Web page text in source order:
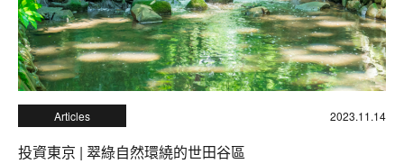
Articles 2023.11.14
投資東京 | 翠綠自然環繞的世田谷區